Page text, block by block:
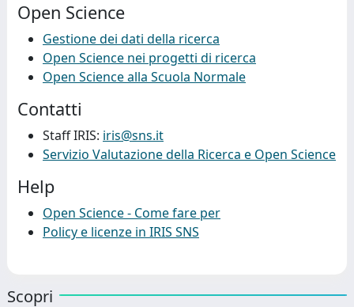
Open Science
Gestione dei dati della ricerca
Open Science nei progetti di ricerca
Open Science alla Scuola Normale
Contatti
Staff IRIS: iris@sns.it
Servizio Valutazione della Ricerca e Open Science
Help
Open Science - Come fare per
Policy e licenze in IRIS SNS
Scopri